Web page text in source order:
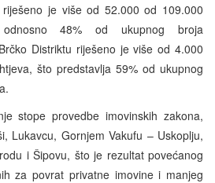
je više od 52.000 od 109.000
odnosno 48% od ukupnog broja
Distriktu riješeno je više od 4.000
što predstavlja 59% od ukupnog
stope provedbe imovinskih zakona,
Lukavcu, Gornjem Vakufu – Uskoplju,
i Šipovu, što je rezultat povećanog
za povrat privatne imovine i manjeg